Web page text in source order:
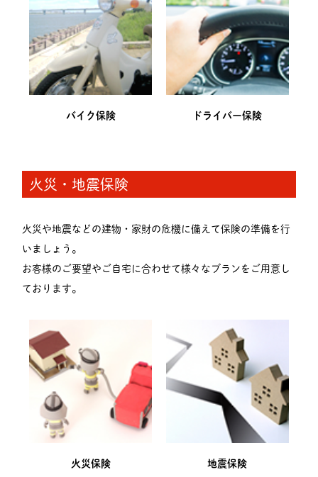
バイク保険 ドライバー保険
火災・地震保険
火災や地震などの建物・家財の危機に備えて保険の準備を行
いましょう。
お客様のご要望やご自宅に合わせて様々なブランをご用意し
ております。
火災保険 地震保険